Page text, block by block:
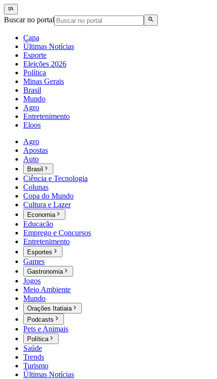
Buscar no portal
Capa
Últimas Notícias
Esporte
Eleições 2026
Política
Minas Gerais
Brasil
Mundo
Agro
Entretenimento
Eloos
Agro
Apostas
Auto
Brasil
Ciência e Tecnologia
Colunas
Copa do Mundo
Cultura e Lazer
Economia
Educação
Emprego e Concursos
Entretenimento
Esportes
Games
Gastronomia
Jogos
Meio Ambiente
Mundo
Orações Itatiaia
Podcasts
Pets e Animais
Política
Saúde
Trends
Turismo
Últimas Notícias